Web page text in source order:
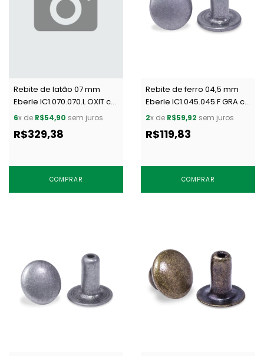
Rebite de latão 07 mm
Eberle IC1.070.070.L OXIT c/
1000 un
6x de R$54,90 sem juros
R$329,38
COMPRAR
Rebite de ferro 04,5 mm
Eberle IC1.045.045.F GRA c/
1000 un
2x de R$59,92 sem juros
R$119,83
COMPRAR